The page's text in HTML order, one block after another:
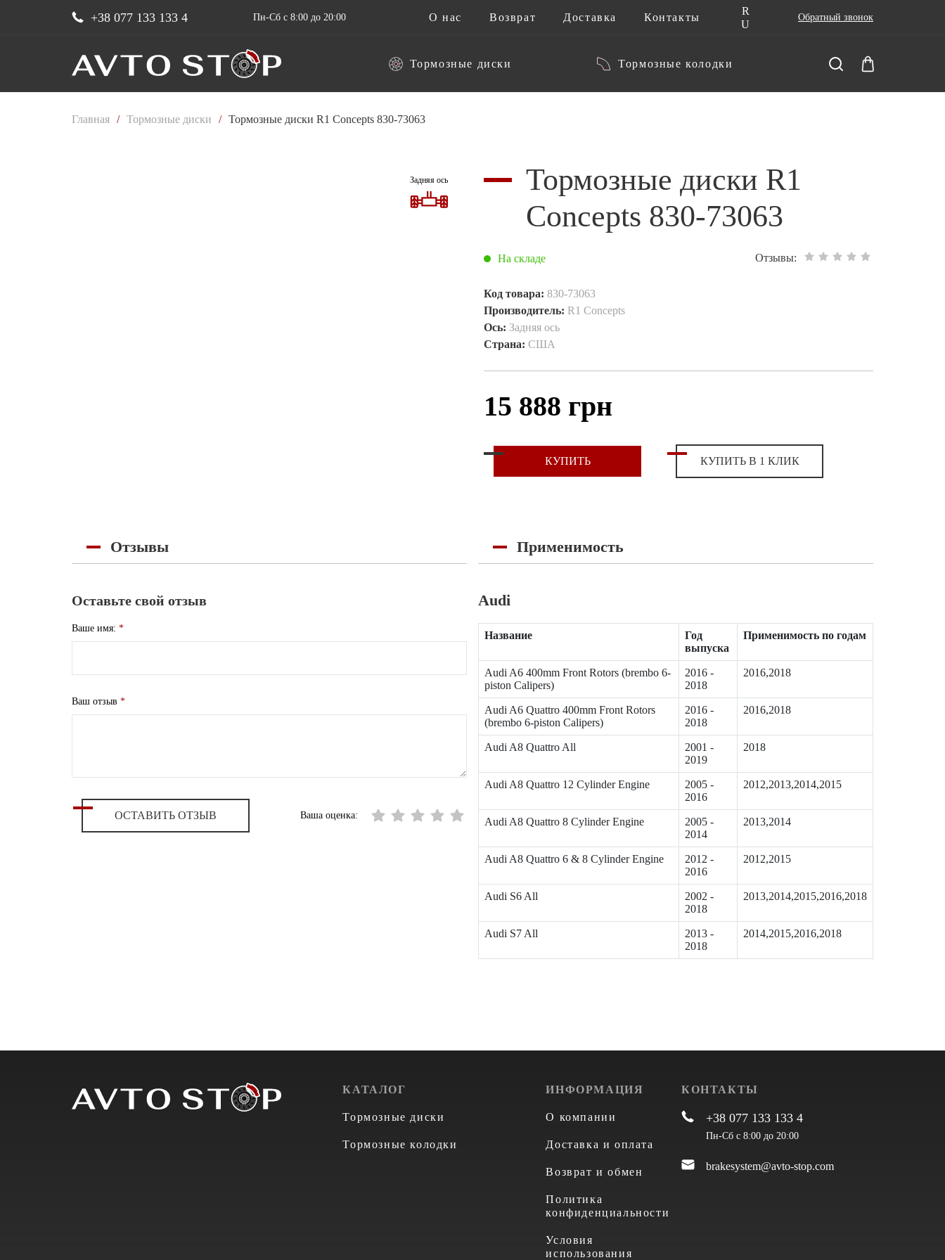
+38 077 133 133 4 Пн-Сб с 8:00 до 20:00 О нас Возврат Доставка Контакты
R
U
Обратный звонок
Тормозные диски Тормозные колодки
Главная / Тормозные диски / Тормозные диски R1 Concepts 830-73063
Задняя ось
Тормозные диски R1
Concepts 830-73063
На складе Отзывы:
Код товара: 830-73063
Производитель: R1 Concepts
Ось: Задняя ось
Страна: США
15 888 грн
КУПИТЬ КУПИТЬ В 1 КЛИК
Отзывы
Оставьте свой отзыв
Ваше имя: *
Ваш отзыв *
ОСТАВИТЬ ОТЗЫВ Ваша оценка:
Применимость
Audi
Название
Год
выпуска
Применимость по годам
Audi A6 400mm Front Rotors (brembo 6-
piston Calipers)
2016 -
2018
2016,2018
Audi A6 Quattro 400mm Front Rotors
(brembo 6-piston Calipers)
2016 -
2018
2016,2018
Audi A8 Quattro All
2001 -
2019
2018
Audi A8 Quattro 12 Cylinder Engine
2005 -
2016
2012,2013,2014,2015
Audi A8 Quattro 8 Cylinder Engine
2005 -
2014
2013,2014
Audi A8 Quattro 6 & 8 Cylinder Engine
2012 -
2016
2012,2015
Audi S6 All
2002 -
2018
2013,2014,2015,2016,2018
Audi S7 All
2013 -
2018
2014,2015,2016,2018
КАТАЛОГ
Тормозные диски
Тормозные колодки
ИНФОРМАЦИЯ
О компании
Доставка и оплата
Возврат и обмен
Политика
конфиденциальности
Условия
использования
КОНТАКТЫ
+38 077 133 133 4
Пн-Сб с 8:00 до 20:00
brakesystem@avto-stop.com